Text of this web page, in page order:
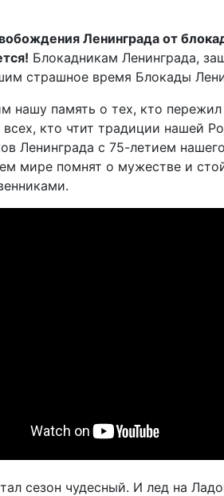
Ленинграда от
Блокадникам Ленинграда,
страшное время Блокады
нашу память о тех, кто
кто чтит традиции нашей
Ленинграда с 75-летием
мире помнят о мужестве и
сезон чудесный. И лед на